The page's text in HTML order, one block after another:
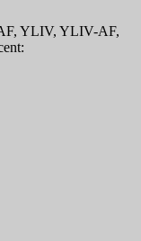
YLIV, YLIV-AF,